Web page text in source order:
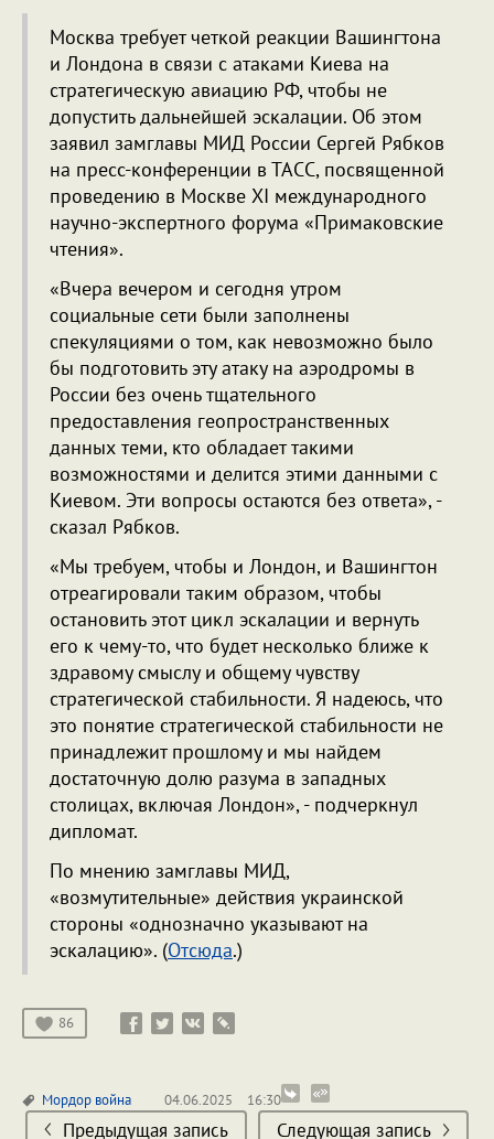
Москва требует четкой реакции Вашингтона
и Лондона в связи с атаками Киева на
стратегическую авиацию РФ, чтобы не
допустить дальнейшей эскалации. Об этом
заявил замглавы МИД России Сергей Рябков
на пресс-конференции в ТАСС, посвященной
проведению в Москве XI международного
научно-экспертного форума «Примаковские
чтения».
«Вчера вечером и сегодня утром
социальные сети были заполнены
спекуляциями о том, как невозможно было
бы подготовить эту атаку на аэродромы в
России без очень тщательного
предоставления геопространственных
данных теми, кто обладает такими
возможностями и делится этими данными с
Киевом. Эти вопросы остаются без ответа», -
сказал Рябков.
«Мы требуем, чтобы и Лондон, и Вашингтон
отреагировали таким образом, чтобы
остановить этот цикл эскалации и вернуть
его к чему-то, что будет несколько ближе к
здравому смыслу и общему чувству
стратегической стабильности. Я надеюсь, что
это понятие стратегической стабильности не
принадлежит прошлому и мы найдем
достаточную долю разума в западных
столицах, включая Лондон», - подчеркнул
дипломат.
По мнению замглавы МИД,
«возмутительные» действия украинской
стороны «однозначно указывают на
эскалацию». (Отсюда.)
86
Мордор война 04.06.2025 16:30
Предыдущая запись Следующая запись